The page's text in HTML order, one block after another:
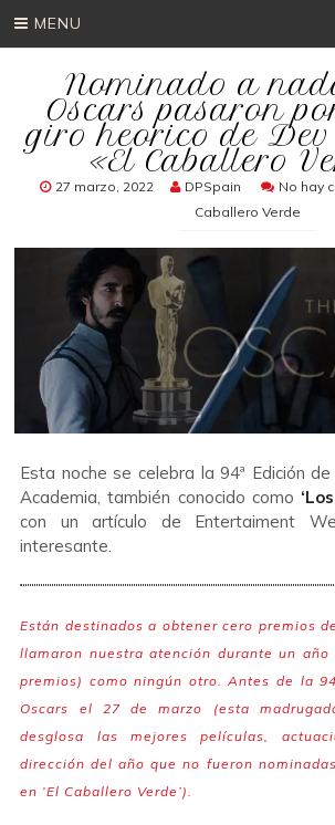
MENU
Nominado a
Oscars pasaron
giro heorico de
«El Caballero
27 marzo, 2022 DPSpain No hay
Caballero Verde
Esta noche se celebra la 94ª Edición
Academia, también conocido como
con un artículo de Entertaiment
interesante.
Están destinados a obtener cero premios
llamaron nuestra atención durante un
premios) como ningún otro. Antes de la
Oscars el 27 de marzo (esta
desglosa las mejores películas,
dirección del año que no fueron
en ‘El Caballero Verde’).